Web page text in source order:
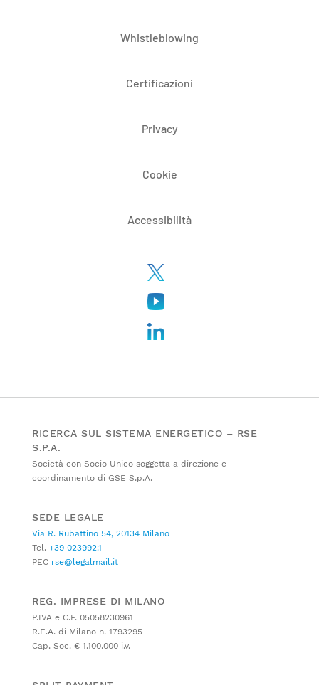
Whistleblowing
Certificazioni
Privacy
Cookie
Accessibilità
RICERCA SUL SISTEMA ENERGETICO – RSE
S.P.A.
Società con Socio Unico soggetta a direzione e
coordinamento di GSE S.p.A.
SEDE LEGALE
Via R. Rubattino 54, 20134 Milano
Tel. +39 023992.1
PEC rse@legalmail.it
REG. IMPRESE DI MILANO
P.IVA e C.F. 05058230961
R.E.A. di Milano n. 1793295
Cap. Soc. € 1.100.000 i.v.